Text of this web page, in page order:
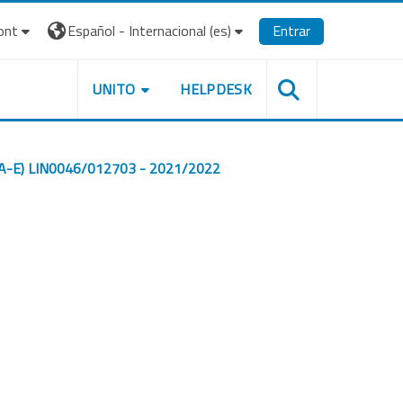
Español - Internacional ‎(es)‎ Entrar
UNITO HELPDESK
E) LIN0046/012703 - 2021/2022